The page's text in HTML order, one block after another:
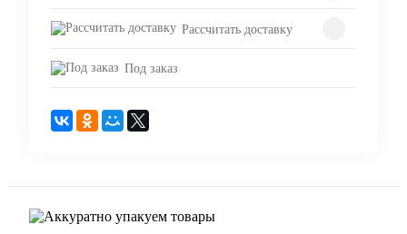
Рассчитать доставку
Под заказ